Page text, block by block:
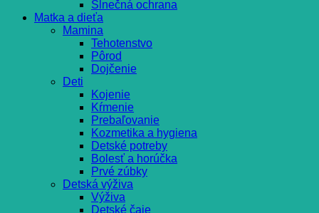
Slnečná ochrana
Matka a dieťa
Mamina
Tehotenstvo
Pôrod
Dojčenie
Deti
Kojenie
Kŕmenie
Prebaľovanie
Kozmetika a hygiena
Detské potreby
Bolesť a horúčka
Prvé zúbky
Detská výživa
Výživa
Detské čaje